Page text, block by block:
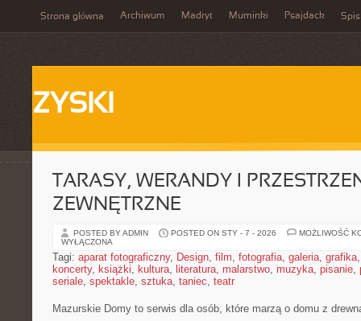
Strona główna Archiwum Madryt Muminki Psajdack Spis
ZYSKI
TARASY, WERANDY I
ZEWNĘTRZNE
POSTED BY ADMIN POSTED ON STY - 7 - 2026
MOŻLIWOŚĆ
WYŁĄCZONA
Tagi: aparat fotograficzny, Design, film, fotografia, galeria, grafika
koncerty, książki, kultura, literatura, malarstwo, muzyka, pisanie,
seriale, spektakle, sztuka, taniec, teatr
Mazurskie Domy to serwis dla osób, które marzą o domu z